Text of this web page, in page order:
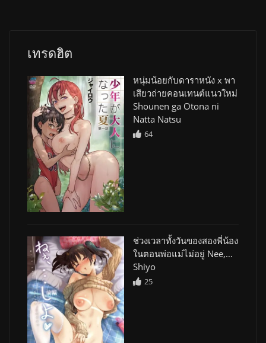
เทรดฮิต
หนุ่มน้อยกับดาราหนัง x พา
เสียวถ่ายคอนเทนต์แนวใหม่
Shounen ga Otona ni
Natta Natsu
64
ช่วงเวลาทั้งวันของสองพี่น้อง
ในตอนพ่อแม่ไม่อยู่ Nee,…
Shiyo
25